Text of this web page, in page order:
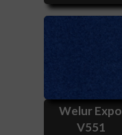
Welur Expo
V551